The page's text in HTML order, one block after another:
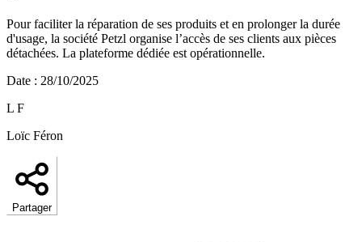
Pour faciliter la réparation de ses produits et en prolonger la durée
d'usage, la société Petzl organise l’accès de ses clients aux pièces
détachées. La plateforme dédiée est opérationnelle.
Date : 28/10/2025
L F
Loïc Féron
Partager